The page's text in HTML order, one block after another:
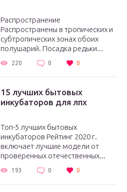
Распространение
Распространены в тропических и
субтропических зонах обоих
полушарий. Посадка редьки...
220 0 0
15 лучших бытовых
инкубаторов для лпх
Топ-5 лучших бытовых
инкубаторов Рейтинг 2020 г.
включает лучшие модели от
проверенных отечественных...
193 0 0